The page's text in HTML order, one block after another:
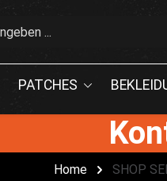
PATCHES
Home SHOP